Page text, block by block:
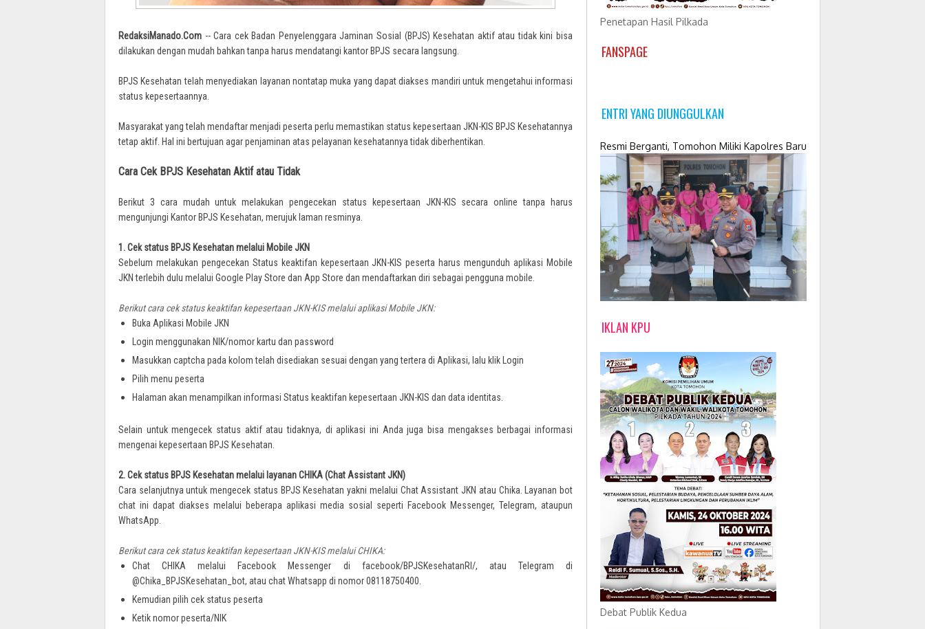
RedaksiManado.Com -- Cara cek Badan Penyelenggara Jaminan Sosial (BPJS) Kesehatan aktif atau tidak kini bisa
dilakukan dengan mudah bahkan tanpa harus mendatangi kantor BPJS secara langsung.
BPJS Kesehatan telah menyediakan layanan nontatap muka yang dapat diakses mandiri untuk mengetahui informasi
status kepesertaannya.
Masyarakat yang telah mendaftar menjadi peserta perlu memastikan status kepesertaan JKN-KIS BPJS Kesehatannya
tetap aktif. Hal ini bertujuan agar penjaminan atas pelayanan kesehatannya tidak diberhentikan.
Cara Cek BPJS Kesehatan Aktif atau Tidak
Berikut 3 cara mudah untuk melakukan pengecekan status kepesertaan JKN-KIS secara online tanpa harus
mengunjungi Kantor BPJS Kesehatan, merujuk laman resminya.
1. Cek status BPJS Kesehatan melalui Mobile JKN
Sebelum melakukan pengecekan Status keaktifan kepesertaan JKN-KIS peserta harus mengunduh aplikasi Mobile
JKN terlebih dulu melalui Google Play Store dan App Store dan mendaftarkan diri sebagai pengguna mobile.
Berikut cara cek status keaktifan kepesertaan JKN-KIS melalui aplikasi Mobile JKN:
Buka Aplikasi Mobile JKN
Login menggunakan NIK/nomor kartu dan password
Masukkan captcha pada kolom telah disediakan sesuai dengan yang tertera di Aplikasi, lalu klik Login
Pilih menu peserta
Halaman akan menampilkan informasi Status keaktifan kepesertaan JKN-KIS dan data identitas.
Selain untuk mengecek status aktif atau tidaknya, di aplikasi ini Anda juga bisa mengakses berbagai informasi
mengenai kepesertaan BPJS Kesehatan.
2. Cek status BPJS Kesehatan melalui layanan CHIKA (Chat Assistant JKN)
Cara selanjutnya untuk mengecek status BPJS Kesehatan yakni melalui Chat Assistant JKN atau Chika. Layanan bot
chat ini dapat diakses melalui beberapa aplikasi media sosial seperti Facebook Messenger, Telegram, ataupun
WhatsApp.
Berikut cara cek status keaktifan kepesertaan JKN-KIS melalui CHIKA:
Chat CHIKA melalui Facebook Messenger di facebook/BPJSKesehatanRI/, atau Telegram di
@Chika_BPJSKesehatan_bot, atau chat Whatsapp di nomor 08118750400.
Kemudian pilih cek status peserta
Ketik nomor peserta/NIK
Penetapan Hasil Pilkada
FANSPAGE
ENTRI YANG DIUNGGULKAN
Resmi Berganti, Tomohon Miliki Kapolres Baru
IKLAN KPU
Debat Publik Kedua